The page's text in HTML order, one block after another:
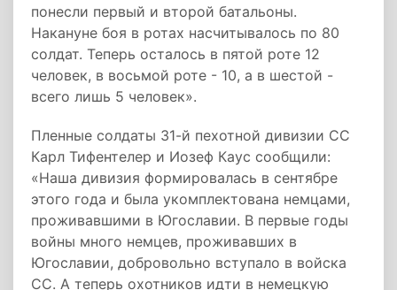
понесли первый и второй батальоны.
Накануне боя в ротах насчитывалось по 80
солдат. Теперь осталось в пятой роте 12
человек, в восьмой роте - 10, а в шестой -
всего лишь 5 человек».
Пленные солдаты 31-й пехотной дивизии СС
Карл Тифентелер и Иозеф Каус сообщили:
«Наша дивизия формировалась в сентябре
этого года и была укомплектована немцами,
проживавшими в Югославии. В первые годы
войны много немцев, проживавших в
Югославии, добровольно вступало в войска
СС. А теперь охотников идти в немецкую